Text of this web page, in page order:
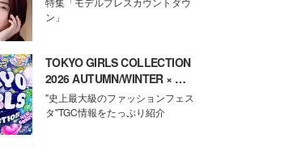
ン」
TOKYO GIRLS COLLECTION
2026 AUTUMN/WINTER × モ
デルプレス
"史上最大級のファッションフェス
タ"TGC情報をたっぷり紹介